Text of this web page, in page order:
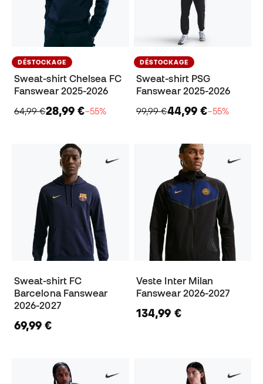
DÉSTOCKAGE
Sweat-shirt Chelsea FC
Fanswear 2025-2026
64,99 €28,99 €−55%
DÉSTOCKAGE
Sweat-shirt PSG
Fanswear 2025-2026
99,99 €44,99 €−55%
Sweat-shirt FC
Barcelona Fanswear
2026-2027
69,99 €
Veste Inter Milan
Fanswear 2026-2027
134,99 €